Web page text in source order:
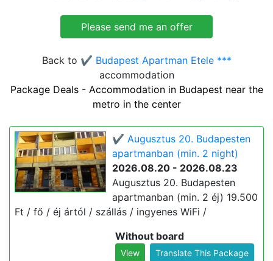
Back to ✔️ Budapest Apartman Etele ***
accommodation
Package Deals - Accommodation in Budapest near the
metro in the center
✔️ Augusztus 20. Budapesten
apartmanban (min. 2 night)
2026.08.20 - 2026.08.23
Augusztus 20. Budapesten
apartmanban (min. 2 éj) 19.500
Ft / fő / éj ártól / szállás / ingyenes WiFi /
Without board
View Translate This Package